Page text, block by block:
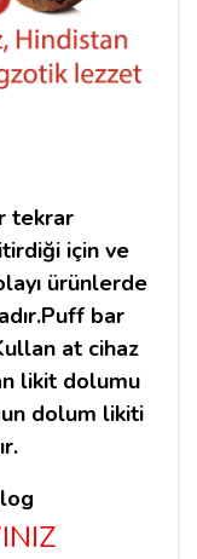
tekrar
için ve
ürünlerde
bar
at cihaz
likit dolumu
dolum likiti